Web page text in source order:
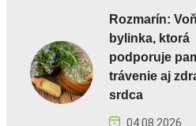
Rozmarín:
bylinka, ktorá
podporuje
trávenie aj
srdca
04.08.2026